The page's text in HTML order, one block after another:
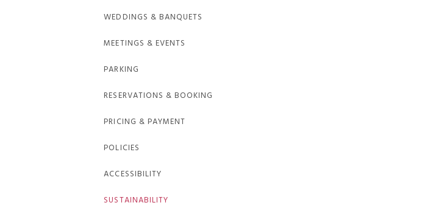
WEDDINGS & BANQUETS
MEETINGS & EVENTS
PARKING
RESERVATIONS & BOOKING
PRICING & PAYMENT
POLICIES
ACCESSIBILITY
SUSTAINABILITY